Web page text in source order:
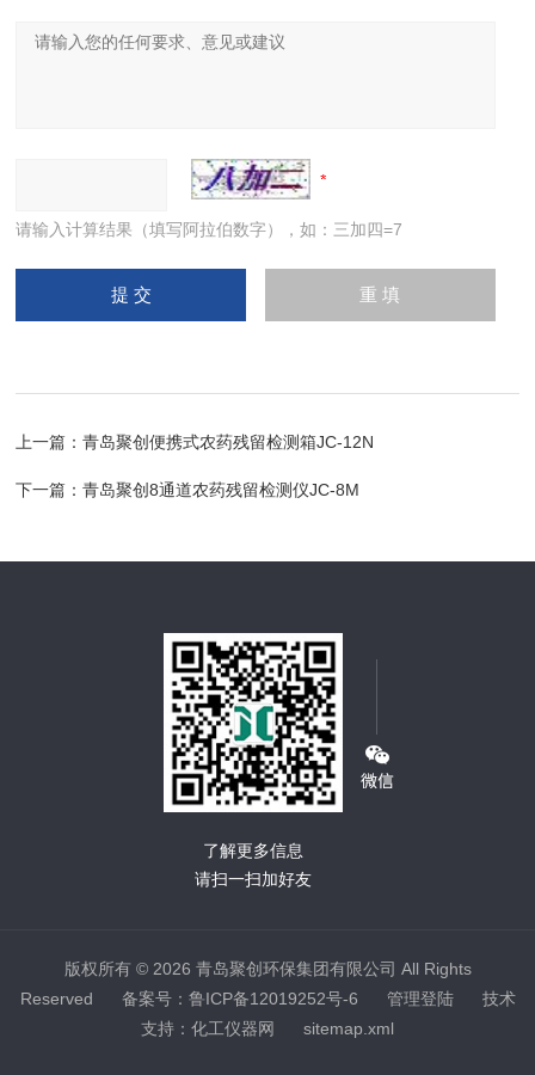
请输入计算结果（填写阿拉伯数字），如：三加四=7
上一篇：青岛聚创便携式农药残留检测箱JC-12N
下一篇：青岛聚创8通道农药残留检测仪JC-8M
了解更多信息
请扫一扫加好友
版权所有 © 2026 青岛聚创环保集团有限公司 All Rights
Reserved 备案号：鲁ICP备12019252号-6 管理登陆技术
支持： 化工仪器网 sitemap.xml